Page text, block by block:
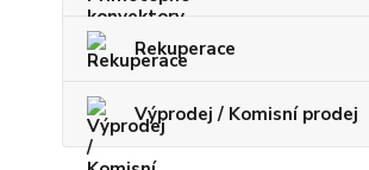
Rekuperace
Výprodej / Komisní prodej